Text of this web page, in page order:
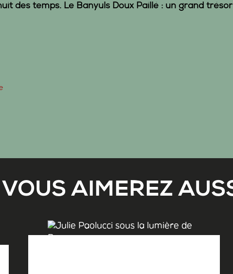
des temps. Le Banyuls Doux Paillé : un grand
VOUS AIMEREZ